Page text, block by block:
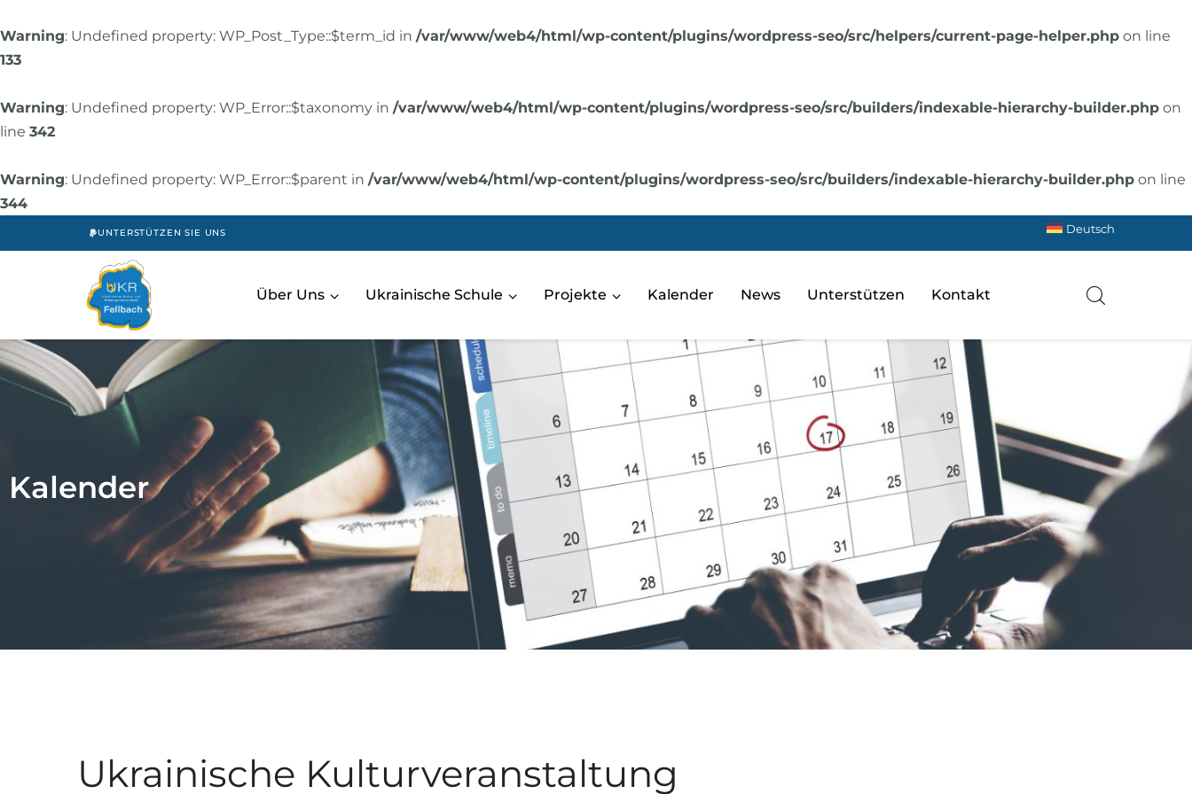
Warning: Undefined property: WP_Post_Type::$term_id in /var/www/web4/html/wp-content/plugins/wordpress-seo/src/helpers/current-page-helper.php on line
133
Warning: Undefined property: WP_Error::$taxonomy in /var/www/web4/html/wp-content/plugins/wordpress-seo/src/builders/indexable-hierarchy-builder.php on
line 342
Warning: Undefined property: WP_Error::$parent in /var/www/web4/html/wp-content/plugins/wordpress-seo/src/builders/indexable-hierarchy-builder.php on line
344
UNTERSTÜTZEN SIE UNS Deutsch
Über Uns Ukrainische Schule Projekte Kalender News Unterstützen Kontakt
Kalender
ukrainische Kulturveranstaltung